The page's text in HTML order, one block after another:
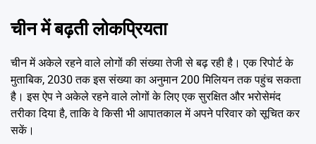
चीन में बढ़ती लोकप्रियता
चीन में अकेले रहने वाले लोगों की संख्या तेजी से बढ़ रही है। एक रिपोर्ट के
मुताबिक, 2030 तक इस संख्या का अनुमान 200 मिलियन तक पहुंच सकता
है। इस ऐप ने अकेले रहने वाले लोगों के लिए एक सुरक्षित और भरोसेमंद
तरीका दिया है, ताकि वे किसी भी आपातकाल में अपने परिवार को सूचित कर
सकें।